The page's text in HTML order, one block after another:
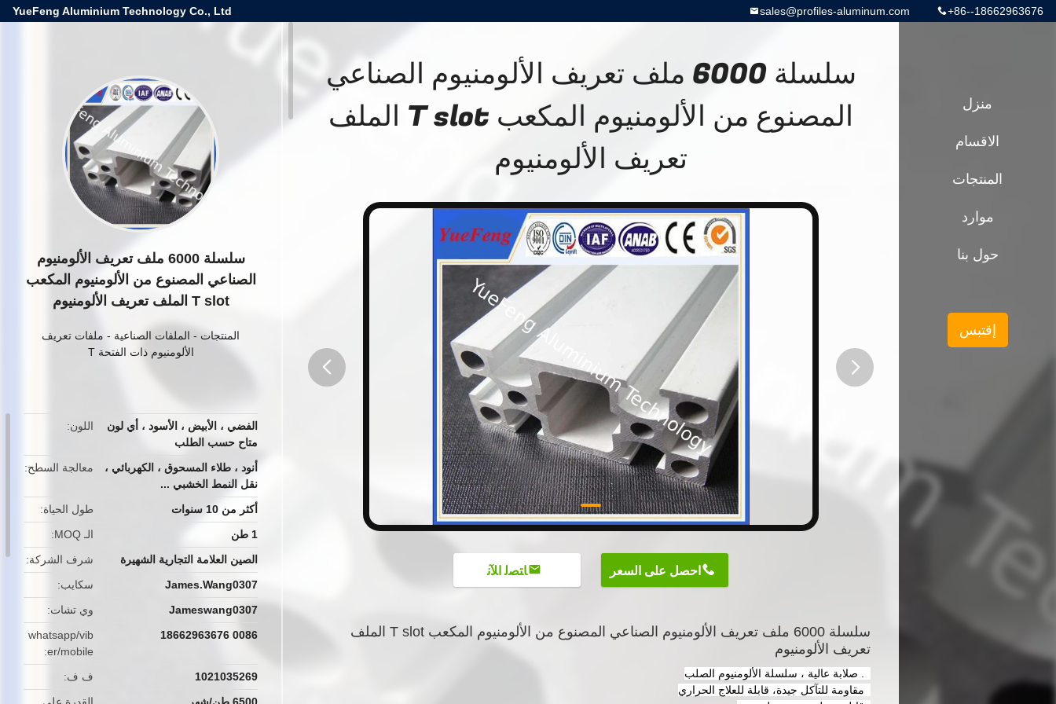
YueFeng Aluminium Technology Co., Ltd +86--18662963676
sales@profiles-aluminum.com
سلسلة 6000 ملف تعريف الألومنيوم
الصناعي المصنوع من الألومنيوم المكعب
T slot الملف تعريف الألومنيوم
المنتجات - الملفات الصناعية - ملفات تعريف
الألومنيوم ذات الفتحة T
اللون
الفضي ، الأبيض ، الأسود ، أي لون
متاح حسب الطلب
معالجة السطح
أنود ، طلاء المسحوق ، الكهربائي ،
نقل النمط الخشبي ...
طول الحياة
أكثر من 10 سنوات
الـ MOQ
1 طن
شرف الشركة
الصين العلامة التجارية الشهيرة
سكايب
James.Wang0307
وي تشات
Jameswang0307
whatsapp/vib
er/mobile
0086 18662963676
ف ف
1021035269
سلسلة 6000 ملف تعريف الألومنيوم الصناعي
المصنوع من الألومنيوم المكعب T slot الملف
تعريف الألومنيوم
احصل على السعر ﺎﺘﺼﻟ ﺍﻶﻧ
سلسلة 6000 ملف تعريف الألومنيوم الصناعي المصنوع من الألومنيوم المكعب T slot الملف
تعريف الألومنيوم
منزل
الاقسام
المنتجات
موارد
حول بنا
إقتبس